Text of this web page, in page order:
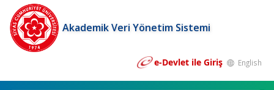
Akademik Veri Yönetim Sistemi
e-Devlet ile Giriş English